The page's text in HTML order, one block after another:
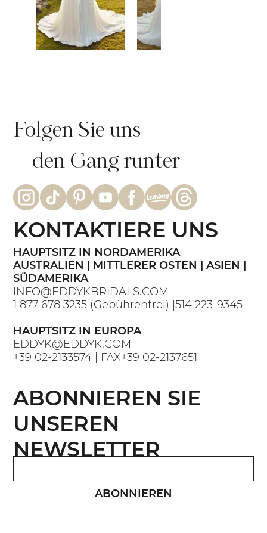
Folgen Sie uns
den Gang runter
HAUPTSITZ IN NORDAMERIKA
AUSTRALIEN | MITTLERER OSTEN | ASIEN |
SÜDAMERIKA
INFO@EDDYKBRIDALS.COM
1 877 678 3235 (Gebührenfrei) |514 223-9345
HAUPTSITZ IN EUROPA
EDDYK@EDDYK.COM
+39 02-2133574 | FAX+39 02-2137651
KONTAKTIERE UNS
ABONNIEREN
ABONNIEREN SIE
UNSEREN
NEWSLETTER